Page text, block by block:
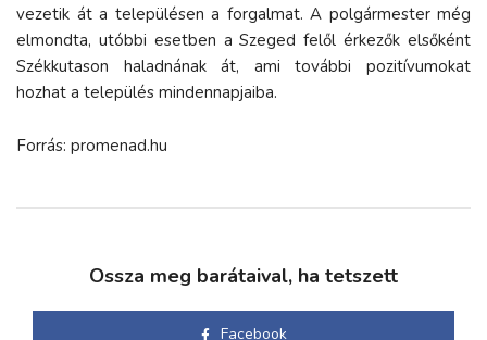
vezetik át a településen a forgalmat. A polgármester még
elmondta, utóbbi esetben a Szeged felől érkezők elsőként
Székkutason haladnának át, ami további pozitívumokat
hozhat a település mindennapjaiba.
Forrás: promenad.hu
Ossza meg barátaival, ha tetszett
Facebook